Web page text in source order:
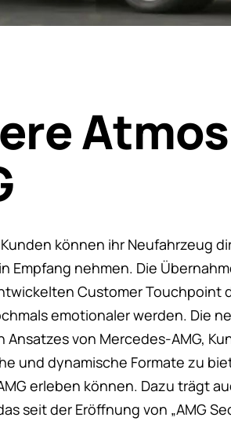
können ihr Neufahrzeug
Empfang nehmen. Die
Customer Touchpoint
emotionaler werden. Die
von Mercedes-AMG,
und dynamische Formate zu
erleben können. Dazu trägt
seit der Eröffnung von „AMG